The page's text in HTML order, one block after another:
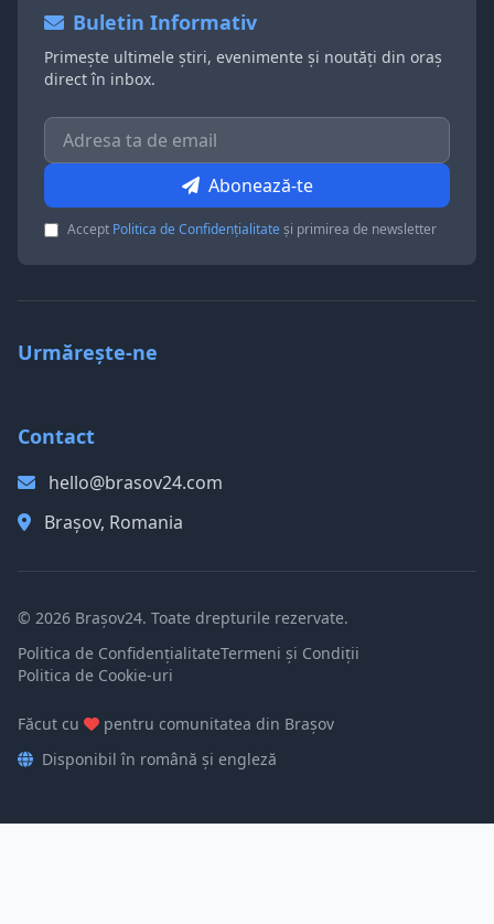
Buletin Informativ
Primește ultimele știri, evenimente și noutăți din oraș
direct în inbox.
Abonează-te
Accept Politica de Confidențialitateși primirea de newsletter
Urmărește-ne
Contact
hello@brasov24.com
Brașov, Romania
© 2026 Brașov24. Toate drepturile rezervate.
Politica de ConfidențialitateTermeni și Condiții
Politica de Cookie-uri
Făcut cu
pentru comunitatea din Brașov
Disponibil în română și engleză